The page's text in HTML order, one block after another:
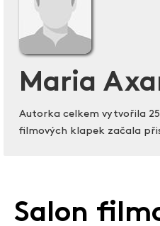
Maria
Autorka celkem vytvořila
filmových klapek začala
Salon